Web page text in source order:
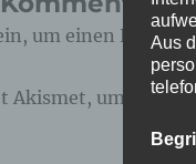
um einen
Akismet, um Spam
Aus